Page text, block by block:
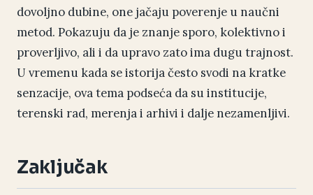
dovoljno dubine, one jačaju poverenje u naučni
metod. Pokazuju da je znanje sporo, kolektivno i
proverljivo, ali i da upravo zato ima dugu trajnost.
U vremenu kada se istorija često svodi na kratke
senzacije, ova tema podseća da su institucije,
terenski rad, merenja i arhivi i dalje nezamenljivi.
Zaključak